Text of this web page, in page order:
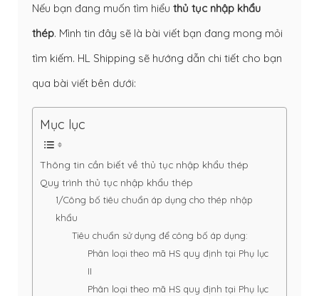
Nếu bạn đang muốn tìm hiểu thủ tục nhập khẩu
thép. Mình tin đây sẽ là bài viết bạn đang mong mỏi
tìm kiếm. HL Shipping sẽ hướng dẫn chi tiết cho bạn
qua bài viết bên dưới:
Mục lục
Thông tin cần biết về thủ tục nhập khẩu thép
Quy trình thủ tục nhập khẩu thép
1/Công bố tiêu chuẩn áp dụng cho thép nhập
khẩu
Tiêu chuẩn sử dụng để công bố áp dụng:
Phân loại theo mã HS quy định tại Phụ lục
II
Phân loại theo mã HS quy định tại Phụ lục